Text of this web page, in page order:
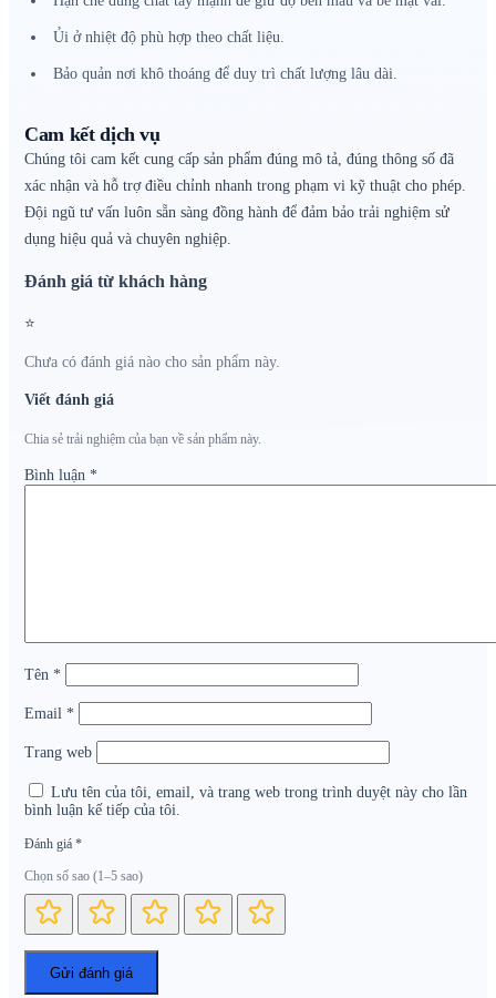
Ủi ở nhiệt độ phù hợp theo chất liệu.
Bảo quản nơi khô thoáng để duy trì chất lượng lâu dài.
Cam kết dịch vụ
Chúng tôi cam kết cung cấp sản phẩm đúng mô tả, đúng thông số đã
xác nhận và hỗ trợ điều chỉnh nhanh trong phạm vi kỹ thuật cho phép.
Đội ngũ tư vấn luôn sẵn sàng đồng hành để đảm bảo trải nghiệm sử
dụng hiệu quả và chuyên nghiệp.
Đánh giá từ khách hàng
⭐
Chưa có đánh giá nào cho sản phẩm này.
Viết đánh giá
Chia sẻ trải nghiệm của bạn về sản phẩm này.
Bình luận *
Tên *
Email *
Trang web
Lưu tên của tôi, email, và trang web trong trình duyệt này cho lần
bình luận kế tiếp của tôi.
Đánh giá *
Chọn số sao (1–5 sao)